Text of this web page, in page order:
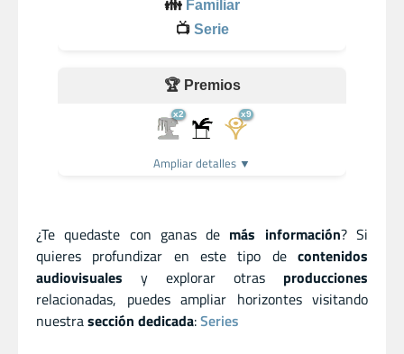
👪 Familiar
📺 Serie
🏆 Premios
x2 x9
Ampliar detalles ▼
¿Te quedaste con ganas de más información? Si
quieres profundizar en este tipo de contenidos
audiovisuales y explorar otras producciones
relacionadas, puedes ampliar horizontes visitando
nuestrasección dedicada:Series